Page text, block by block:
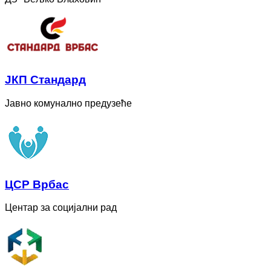
ЈКП Стандард
Јавно комунално предузеће
ЦСР Врбас
Центар за социјални рад